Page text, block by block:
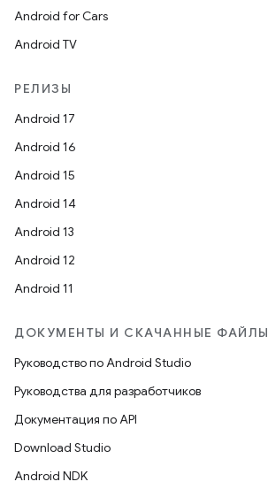
Android for Cars
Android TV
РЕЛИЗЫ
Android 17
Android 16
Android 15
Android 14
Android 13
Android 12
Android 11
ДОКУМЕНТЫ И СКАЧАННЫЕ ФАЙЛЫ
Руководство по Android Studio
Руководства для разработчиков
Документация по API
Download Studio
Android NDK